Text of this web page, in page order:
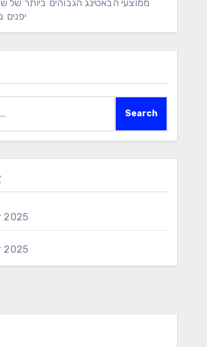
ממוצעי הבאטינג הגבוהים ביותר של
יפנים
2025
2025